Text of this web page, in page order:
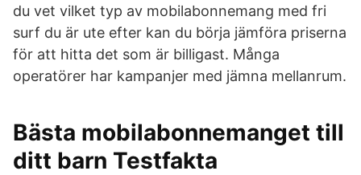
du vet vilket typ av mobilabonnemang med fri
surf du är ute efter kan du börja jämföra priserna
för att hitta det som är billigast. Många
operatörer har kampanjer med jämna mellanrum.
Bästa mobilabonnemanget till
ditt barn Testfakta